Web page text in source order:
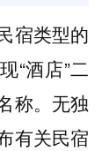
宿类型的
“酒店”二
称。无独
有关民宿